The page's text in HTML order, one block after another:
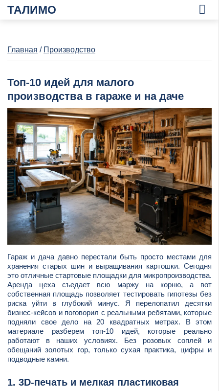
ТАЛИМО
Главная / Производство
Топ-10 идей для малого
производства в гараже и на даче
Гараж и дача давно перестали быть просто местами для
хранения старых шин и выращивания картошки. Сегодня
это отличные стартовые площадки для микропроизводства.
Аренда цеха съедает всю маржу на корню, а вот
собственная площадь позволяет тестировать гипотезы без
риска уйти в глубокий минус. Я перелопатил десятки
бизнес-кейсов и поговорил с реальными ребятами, которые
подняли свое дело на 20 квадратных метрах. В этом
материале разберем топ-10 идей, которые реально
работают в наших условиях. Без розовых соплей и
обещаний золотых гор, только сухая практика, цифры и
подводные камни.
1. 3D-печать и мелкая пластиковая